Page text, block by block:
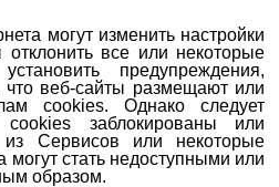
могут изменить настройки
отклонить все или некоторые
предупреждения,
веб-сайты размещают или
cookies. Однако следует
заблокированы или
из Сервисов или некоторые
могут стать недоступными или
образом.